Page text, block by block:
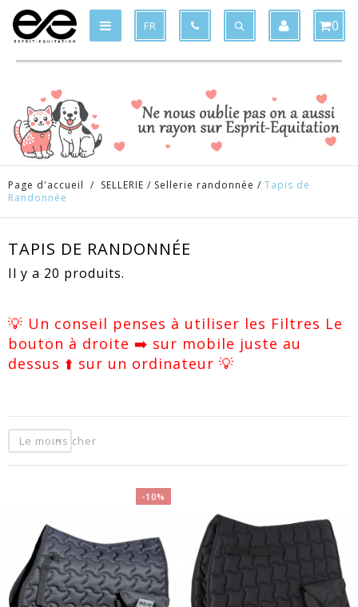
FR 0
Page d'accueil / SELLERIE / Sellerie randonnée / Tapis de
Randonnée
TAPIS DE RANDONNÉE
Il y a 20 produits.
💡 Un conseil penses à utiliser les Filtres Le
bouton à droite ➡️ sur mobile juste au
dessus ⬆️ sur un ordinateur 💡
Le moins cher
-10%
Produit ajouté au panier x
Produit supprimé du panier x